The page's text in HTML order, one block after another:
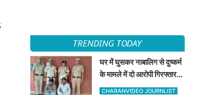
TRENDING TODAY
घर में घुसकर नाबालिग से दुष्कर्म
के मामले में दो आरोपी गिरफ्तार,
अदालत ने भेजा न्यायिक हिरासत
CHARANVIDEO JOURNLIST